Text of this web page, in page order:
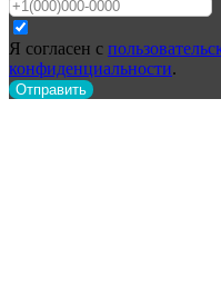
Я согласен с
конфиденциальности.
Отправить